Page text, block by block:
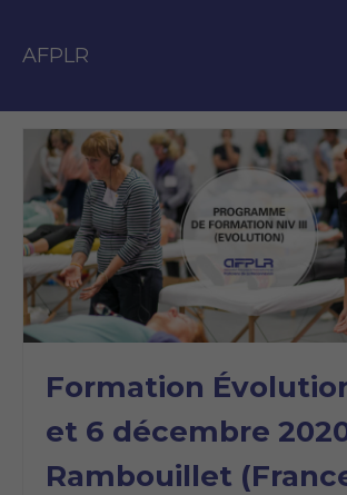
AFPLR
Formation
et 6 décembre
Rambouillet